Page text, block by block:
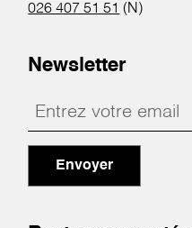
026 407 51 51 (N)
Newsletter
Envoyer